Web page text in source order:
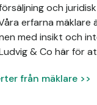
och
erfarna
med insikt och
& Co här för
från mäklare >>